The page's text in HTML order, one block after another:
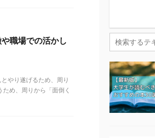
職場での活かし
やり遂げるため、周り
め、周りから「面倒く